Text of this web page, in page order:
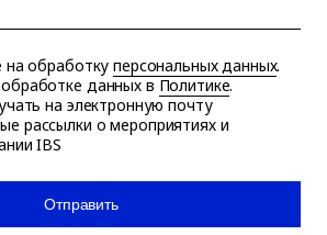
на обработкуперсональных данных.
данных в Политике.
на электронную почту
рассылки о мероприятиях и
IBS
Отправить